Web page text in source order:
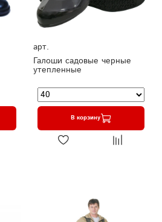
арт.
Галоши садовые черные
утепленные
В корзину